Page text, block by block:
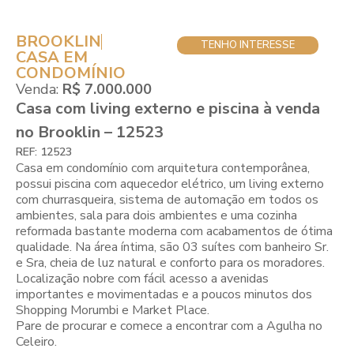
BROOKLIN
CASA EM
CONDOMÍNIO
Venda: R$ 7.000.000
TENHO INTERESSE
Casa com living externo e piscina à venda
no Brooklin – 12523
REF: 12523
Casa em condomínio com arquitetura contemporânea,
possui piscina com aquecedor elétrico, um living externo
com churrasqueira, sistema de automação em todos os
ambientes, sala para dois ambientes e uma cozinha
reformada bastante moderna com acabamentos de ótima
qualidade. Na área íntima, são 03 suítes com banheiro Sr.
e Sra, cheia de luz natural e conforto para os moradores.
Localização nobre com fácil acesso a avenidas
importantes e movimentadas e a poucos minutos dos
Shopping Morumbi e Market Place.
Pare de procurar e comece a encontrar com a Agulha no
Celeiro.